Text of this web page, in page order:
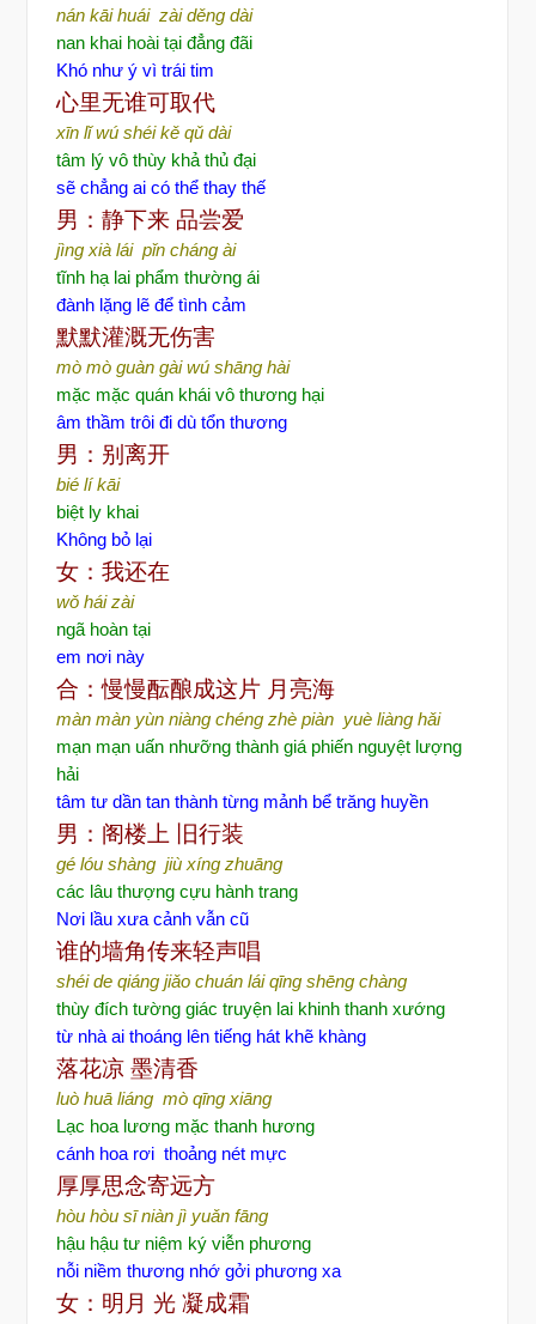
nán kāi huái zài děng dài
nan khai hoài tại đẳng đãi
Khó như ý vì trái tim
心里无谁可取代
xīn lǐ wú shéi kě qǔ dài
tâm lý vô thùy khả thủ đại
sẽ chẳng ai có thể thay thế
男：静下来 品尝爱
jìng xià lái pǐn cháng ài
tĩnh hạ lai phẩm thường ái
đành lặng lẽ để tình cảm
默默灌溉无伤害
mò mò guàn gài wú shāng hài
mặc mặc quán khái vô thương hại
âm thầm trôi đi dù tổn thương
男：别离开
bié lí kāi
biệt ly khai
Không bỏ lại
女：我还在
wǒ hái zài
ngã hoàn tại
em nơi này
合：慢慢酝酿成这片 月亮海
màn màn yùn niàng chéng zhè piàn yuè liàng hǎi
mạn mạn uấn nhưỡng thành giá phiến nguyệt lượng
hải
tâm tư dần tan thành từng mảnh bể trăng huyền
男：阁楼上 旧行装
gé lóu shàng jiù xíng zhuāng
các lâu thượng cựu hành trang
Nơi lầu xưa cảnh vẫn cũ
谁的墙角传来轻声唱
shéi de qiáng jiǎo chuán lái qīng shēng chàng
thùy đích tường giác truyện lai khinh thanh xướng
từ nhà ai thoáng lên tiếng hát khẽ khàng
落花凉 墨清香
luò huā liáng mò qīng xiāng
Lạc hoa lương mặc thanh hương
cánh hoa rơi thoảng nét mực
厚厚思念寄远方
hòu hòu sī niàn jì yuǎn fāng
hậu hậu tư niệm ký viễn phương
nỗi niềm thương nhớ gởi phương xa
女：明月 光 凝成霜